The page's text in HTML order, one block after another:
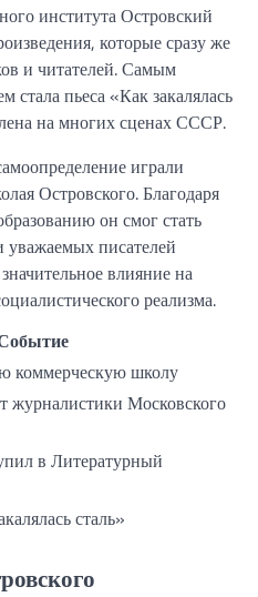
института Островский
которые сразу же
и читателей. Самым
стала пьеса «Как закалялась
на многих сценах СССР.
играли
Островского. Благодаря
он смог стать
писателей
влияние на
реализма.
коммерческую школу
журналистики Московского
в Литературный
сталь»